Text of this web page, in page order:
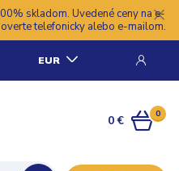
skladom. Uvedené ceny na e-
telefonicky alebo e-mailom.
EUR
0
0 €